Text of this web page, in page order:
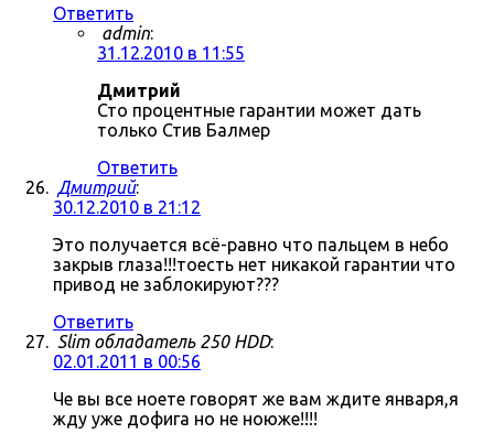
Ответить
admin:
31.12.2010 в 11:55
Дмитрий
Сто процентные гарантии может дать
только Стив Балмер
Ответить
Дмитрий:
30.12.2010 в 21:12
Это получается всё-равно что пальцем в небо
закрыв глаза!!!тоесть нет никакой гарантии что
привод не заблокируют???
Ответить
Slim обладатель 250 HDD:
02.01.2011 в 00:56
Че вы все ноете говорят же вам ждите января,я
жду уже дофига но не ноюже!!!!